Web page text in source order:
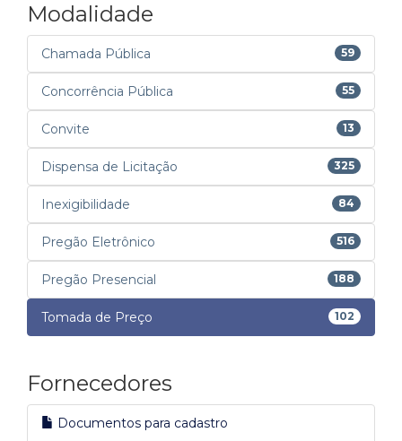
Modalidade
Chamada Pública 59
Concorrência Pública 55
Convite 13
Dispensa de Licitação 325
Inexigibilidade 84
Pregão Eletrônico 516
Pregão Presencial 188
Tomada de Preço 102
Fornecedores
Documentos para cadastro